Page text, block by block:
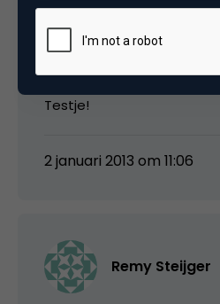
bramkosterjobs
Testje!
2 januari 2013 om 11:06
Remy Steijger